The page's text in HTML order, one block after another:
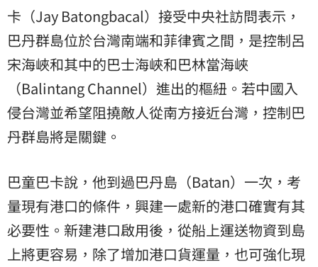
卡（Jay Batongbacal）接受中央社訪問表示，
巴丹群島位於台灣南端和菲律賓之間，是控制呂
宋海峽和其中的巴士海峽和巴林當海峽
（Balintang Channel）進出的樞紐。若中國入
侵台灣並希望阻撓敵人從南方接近台灣，控制巴
丹群島將是關鍵。
巴童巴卡說，他到過巴丹島（Batan）一次，考
量現有港口的條件，興建一處新的港口確實有其
必要性。新建港口啟用後，從船上運送物資到島
上將更容易，除了增加港口貨運量，也可強化現